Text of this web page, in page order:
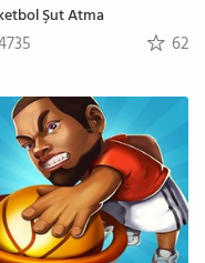
Şut Atma
62